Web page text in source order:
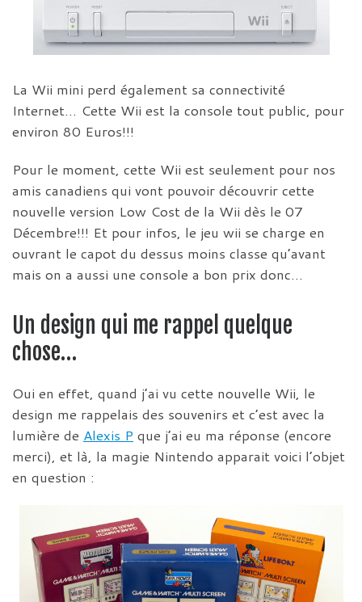
La Wii mini perd également sa connectivité
Internet… Cette Wii est la console tout public, pour
environ 80 Euros!!!
Pour le moment, cette Wii est seulement pour nos
amis canadiens qui vont pouvoir découvrir cette
nouvelle version Low Cost de la Wii dès le 07
Décembre!!! Et pour infos, le jeu wii se charge en
ouvrant le capot du dessus moins classe qu’avant
mais on a aussi une console a bon prix donc…
Un design qui me rappel quelque
chose…
Oui en effet, quand j’ai vu cette nouvelle Wii, le
design me rappelais des souvenirs et c’est avec la
lumière de Alexis P que j’ai eu ma réponse (encore
merci), et là, la magie Nintendo apparait voici l’objet
en question :